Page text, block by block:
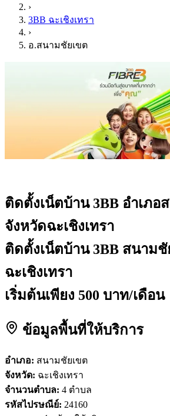
›
3BB ฉะเชิงเทรา
›
อ.สนามชัยเขต
ติดตั้งเน็ตบ้าน 3BB อำเภอ
จังหวัดฉะเชิงเทรา
ติดตั้งเน็ตบ้าน 3BB สนามชั
ฉะเชิงเทรา
เริ่มต้นเพียง 500 บาท/เดือน
ข้อมูลพื้นที่ให้บริการ
อำเภอ: สนามชัยเขต
จังหวัด: ฉะเชิงเทรา
จำนวนตำบล: 4 ตำบล
รหัสไปรษณีย์: 24160